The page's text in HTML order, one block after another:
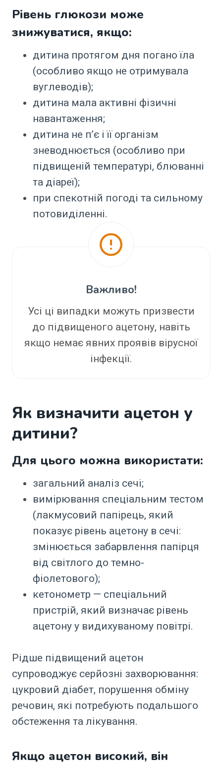
Рівень глюкози може
знижуватися, якщо:
дитина протягом дня погано їла
(особливо якщо не отримувала
вуглеводів);
дитина мала активні фізичні
навантаження;
дитина не п’є і її організм
зневоднюється (особливо при
підвищеній температурі, блюванні
та діареї);
при спекотній погоді та сильному
потовиділенні.
Важливо!
Усі ці випадки можуть призвести
до підвищеного ацетону, навіть
якщо немає явних проявів вірусної
інфекції.
Як визначити ацетон у
дитини?
Для цього можна використати:
загальний аналіз сечі;
вимірювання спеціальним тестом
(лакмусовий папірець, який
показує рівень ацетону в сечі:
змінюється забарвлення папірця
від світлого до темно-
фіолетового);
кетонометр — спеціальний
пристрій, який визначає рівень
ацетону у видихуваному повітрі.
Рідше підвищений ацетон
супроводжує серйозні захворювання:
цукровий діабет, порушення обміну
речовин, які потребують подальшого
обстеження та лікування.
Якщо ацетон високий, він